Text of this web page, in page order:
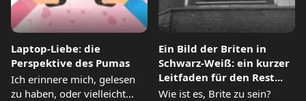
Laptop-Liebe: die
Perspektive des Pumas
Ich erinnere mich, gelesen
zu haben, oder vielleicht
Ein Bild der Briten in
Schwarz-Weiß: ein kurzer
Leitfaden für den Rest...
Wie ist es, Brite zu sein?